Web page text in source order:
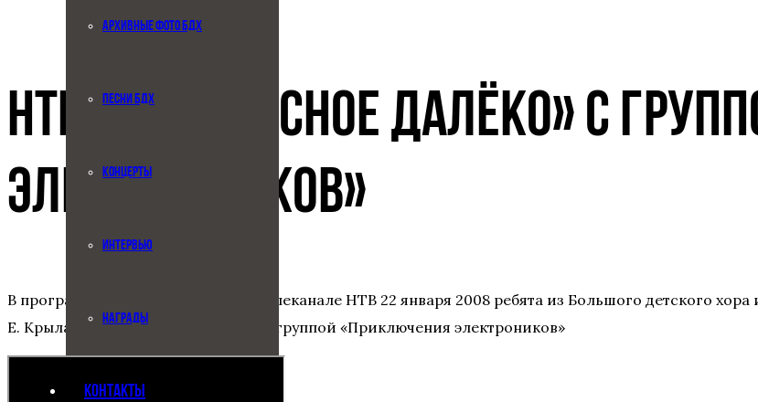
АРХИВНЫЕ ФОТО БДХ
ПЕСНИ БДХ
КОНЦЕРТЫ
ИНТЕРВЬЮ
НАГРАДЫ
КОНТАКТЫ
НТВ, «ПРЕКРАСНОЕ ДАЛЁКО» С
ЭЛЕКТРОННИКОВ»
В программе «Главный герой» на телеканале НТВ 22 января 2008 ребята из Большого детского
Е. Крылатова совместно с поп-панк группой «Приключения электроников»